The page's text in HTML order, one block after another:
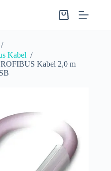
Warenkorb
/
Kabel /
Kabel 2,0 m